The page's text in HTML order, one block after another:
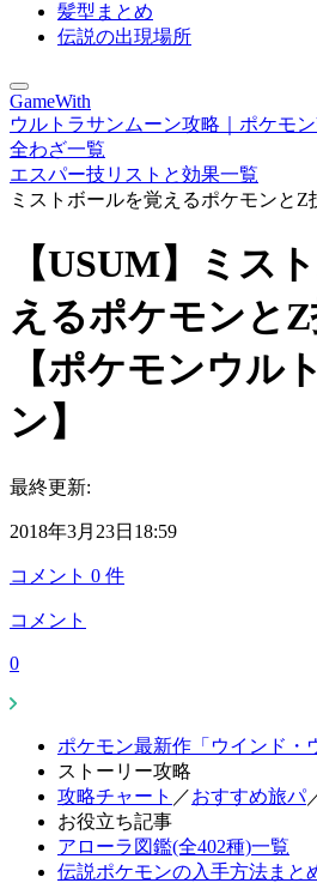
髪型まとめ
伝説の出現場所
GameWith
ウルトラサンムーン攻略｜ポケモ
全わざ一覧
エスパー技リストと効果一覧
ミストボールを覚えるポケモンとZ
【USUM】ミス
えるポケモンと
【ポケモンウル
ン】
最終更新:
2018年3月23日18:59
コメント 0 件
コメント
0
ポケモン最新作「ウインド・
ストーリー攻略
攻略チャート ／おすすめ旅パ
お役立ち記事
アローラ図鑑(全402種)一覧
伝説ポケモンの入手方法まと